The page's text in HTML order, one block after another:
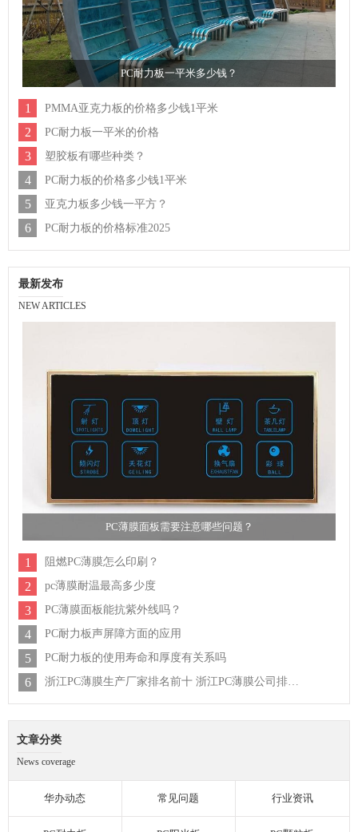
PC耐力板一平米多少钱？
1 PMMA亚克力板的价格多少钱1平米
2 PC耐力板一平米的价格
3 塑胶板有哪些种类？
4 PC耐力板的价格多少钱1平米
5 亚克力板多少钱一平方？
6 PC耐力板的价格标准2025
最新发布
NEW ARTICLES
PC薄膜面板需要注意哪些问题？
1 阻燃PC薄膜怎么印刷？
2 pc薄膜耐温最高多少度
3 PC薄膜面板能抗紫外线吗？
4 PC耐力板声屏障方面的应用
5 PC耐力板的使用寿命和厚度有关系吗
6 浙江PC薄膜生产厂家排名前十 浙江PC薄膜公司排行榜
文章分类
News coverage
华办动态 常见问题 行业资讯